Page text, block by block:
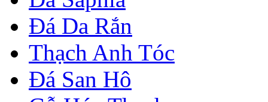
Đá Da Rắn
Thạch Anh Tóc
Đá San Hô